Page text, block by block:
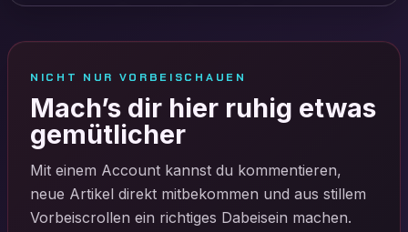
NICHT NUR VORBEISCHAUEN
Mach’s dir hier ruhig etwas
gemütlicher
Mit einem Account kannst du kommentieren,
neue Artikel direkt mitbekommen und aus stillem
Vorbeiscrollen ein richtiges Dabeisein machen.